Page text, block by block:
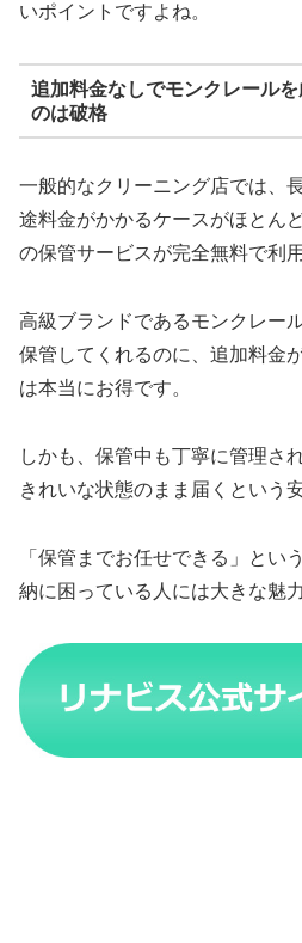
いポイントですよね。
追加料金なしでモンクレール
のは破格
一般的なクリーニング店では、
途料金がかかるケースがほとん
の保管サービスが完全無料で利
高級ブランドであるモンクレー
保管してくれるのに、追加料金
は本当にお得です。
しかも、保管中も丁寧に管理さ
きれいな状態のまま届くという
「保管までお任せできる」とい
納に困っている人には大きな魅